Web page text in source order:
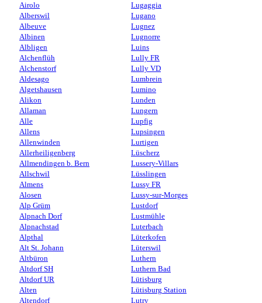
Airolo
Alberswil
Albeuve
Albinen
Albligen
Alchenflüh
Alchenstorf
Aldesago
Algetshausen
Alikon
Allaman
Alle
Allens
Allenwinden
Allerheiligenberg
Allmendingen b. Bern
Allschwil
Almens
Alosen
Alp Grüm
Alpnach Dorf
Alpnachstad
Alpthal
Alt St. Johann
Altbüron
Altdorf SH
Altdorf UR
Alten
Altendorf
Lugaggia
Lugano
Lugnez
Lugnorre
Luins
Lully FR
Lully VD
Lumbrein
Lumino
Lunden
Lungern
Lupfig
Lupsingen
Lurtigen
Lüscherz
Lussery-Villars
Lüsslingen
Lussy FR
Lussy-sur-Morges
Lustdorf
Lustmühle
Luterbach
Lüterkofen
Lüterswil
Luthern
Luthern Bad
Lütisburg
Lütisburg Station
Lutry